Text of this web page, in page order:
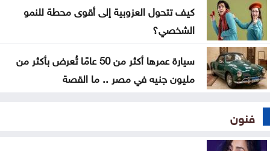
كيف تتحول العزوبية إلى أقوى محطة للنمو
الشخصي؟
سيارة عمرها أكثر من 50 عامًا تُعرض بأكثر من
مليون جنيه في مصر .. ما القصة
فنون